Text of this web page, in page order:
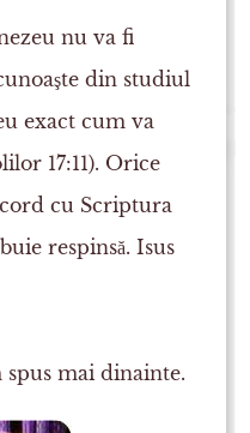
nu va fi
din studiul
exact cum va
17:11). Orice
cu Scriptura
respinsă. Isus
spus mai dinainte.